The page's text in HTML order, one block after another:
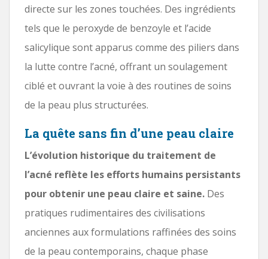
directe sur les zones touchées. Des ingrédients
tels que le peroxyde de benzoyle et l’acide
salicylique sont apparus comme des piliers dans
la lutte contre l’acné, offrant un soulagement
ciblé et ouvrant la voie à des routines de soins
de la peau plus structurées.
La quête sans fin d’une peau claire
L’évolution historique du traitement de
l’acné reflète les efforts humains persistants
pour obtenir une peau claire et saine. Des
pratiques rudimentaires des civilisations
anciennes aux formulations raffinées des soins
de la peau contemporains, chaque phase